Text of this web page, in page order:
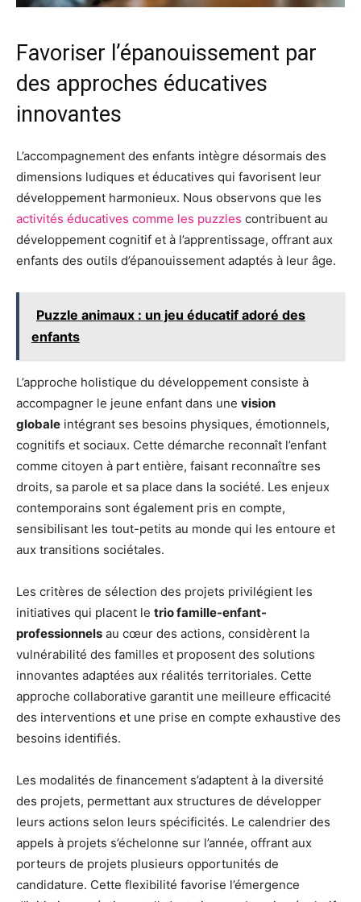
Favoriser l’épanouissement par
des approches éducatives
innovantes
L’accompagnement des enfants intègre désormais des
dimensions ludiques et éducatives qui favorisent leur
développement harmonieux. Nous observons que les
activités éducatives comme les puzzles contribuent au
développement cognitif et à l’apprentissage, offrant aux
enfants des outils d’épanouissement adaptés à leur âge.
Puzzle animaux : un jeu éducatif adoré des
enfants
L’approche holistique du développement consiste à
accompagner le jeune enfant dans une vision
globale intégrant ses besoins physiques, émotionnels,
cognitifs et sociaux. Cette démarche reconnaît l’enfant
comme citoyen à part entière, faisant reconnaître ses
droits, sa parole et sa place dans la société. Les enjeux
contemporains sont également pris en compte,
sensibilisant les tout-petits au monde qui les entoure et
aux transitions sociétales.
Les critères de sélection des projets privilégient les
initiatives qui placent le trio famille-enfant-
professionnels au cœur des actions, considèrent la
vulnérabilité des familles et proposent des solutions
innovantes adaptées aux réalités territoriales. Cette
approche collaborative garantit une meilleure efficacité
des interventions et une prise en compte exhaustive des
besoins identifiés.
Les modalités de financement s’adaptent à la diversité
des projets, permettant aux structures de développer
leurs actions selon leurs spécificités. Le calendrier des
appels à projets s’échelonne sur l’année, offrant aux
porteurs de projets plusieurs opportunités de
candidature. Cette flexibilité favorise l’émergence